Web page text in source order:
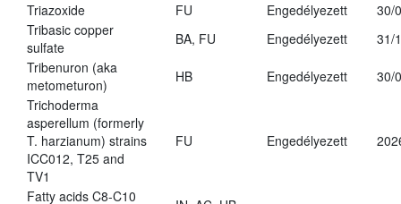
Triazoxide
FU Engedélyezett
30/
Tribasic copper
sulfate
BA, FU Engedélyezett
31/
Tribenuron (aka
metometuron)
HB Engedélyezett
30/
Trichoderma
asperellum (formerly
T. harzianum) strains
ICC012, T25 and
TV1
FU Engedélyezett
Fatty acids C8-C10